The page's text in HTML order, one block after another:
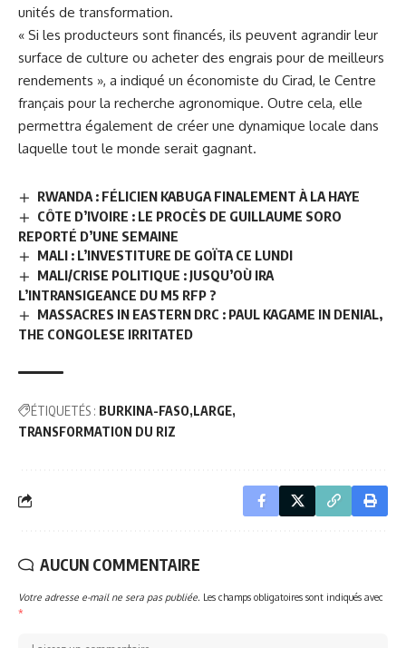
unités de transformation.
« Si les producteurs sont financés, ils peuvent agrandir leur
surface de culture ou acheter des engrais pour de meilleurs
rendements », a indiqué un économiste du Cirad, le Centre
français pour la recherche agronomique. Outre cela, elle
permettra également de créer une dynamique locale dans
laquelle tout le monde serait gagnant.
RWANDA : FÉLICIEN KABUGA FINALEMENT À LA HAYE
CÔTE D’IVOIRE : LE PROCÈS DE GUILLAUME SORO
REPORTÉ D’UNE SEMAINE
MALI : L’INVESTITURE DE GOÏTA CE LUNDI
MALI/CRISE POLITIQUE : JUSQU’OÙ IRA
L’INTRANSIGEANCE DU M5 RFP ?
MASSACRES IN EASTERN DRC : PAUL KAGAME IN DENIAL,
THE CONGOLESE IRRITATED
ÉTIQUETÉS : BURKINA-FASO LARGE
TRANSFORMATION DU RIZ
AUCUN COMMENTAIRE
Votre adresse e-mail ne sera pas publiée. Les champs obligatoires sont indiqués avec
*